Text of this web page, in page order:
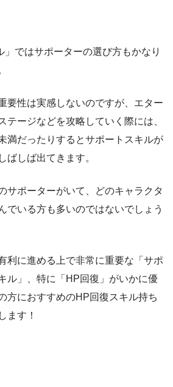
」ではサポーターの選び方もかなり
要性は実感しないのですが、エター
テージなどを攻略していく際には、
満だったりするとサポートスキルが
ばしば出てきます。
サポーターがいて、どのキャラクタ
でいる方も多いのではないでしょう
利に進める上で非常に重要な「サポ
ル」、特に「HP回復」がいかに優
方におすすめのHP回復スキル持ち
ます！